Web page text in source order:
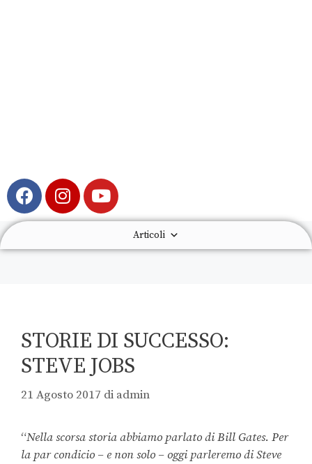
Articoli
STORIE DI SUCCESSO:
STEVE JOBS
21 Agosto 2017 di admin
“Nella scorsa storia abbiamo parlato di Bill Gates. Per
la par condicio – e non solo – oggi parleremo di Steve